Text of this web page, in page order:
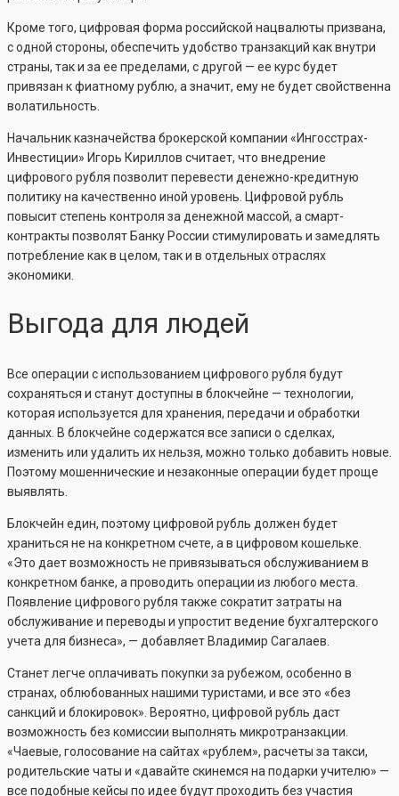
Кроме того, цифровая форма российской нацвалюты призвана,
с одной стороны, обеспечить удобство транзакций как внутри
страны, так и за ее пределами, с другой — ее курс будет
привязан к фиатному рублю, а значит, ему не будет свойственна
волатильность.
Начальник казначейства брокерской компании «Ингосстрах-
Инвестиции» Игорь Кириллов считает, что внедрение
цифрового рубля позволит перевести денежно-кредитную
политику на качественно иной уровень. Цифровой рубль
повысит степень контроля за денежной массой, а смарт-
контракты позволят Банку России стимулировать и замедлять
потребление как в целом, так и в отдельных отраслях
экономики.
Выгода для людей
Все операции с использованием цифрового рубля будут
сохраняться и станут доступны в блокчейне — технологии,
которая используется для хранения, передачи и обработки
данных. В блокчейне содержатся все записи о сделках,
изменить или удалить их нельзя, можно только добавить новые.
Поэтому мошеннические и незаконные операции будет проще
выявлять.
Блокчейн един, поэтому цифровой рубль должен будет
храниться не на конкретном счете, а в цифровом кошельке.
«Это дает возможность не привязываться обслуживанием в
конкретном банке, а проводить операции из любого места.
Появление цифрового рубля также сократит затраты на
обслуживание и переводы и упростит ведение бухгалтерского
учета для бизнеса», — добавляет Владимир Сагалаев.
Станет легче оплачивать покупки за рубежом, особенно в
странах, облюбованных нашими туристами, и все это «без
санкций и блокировок». Вероятно, цифровой рубль даст
возможность без комиссии выполнять микротранзакции.
«Чаевые, голосование на сайтах «рублем», расчеты за такси,
родительские чаты и «давайте скинемся на подарки учителю» —
все подобные кейсы по идее будут проходить без участия